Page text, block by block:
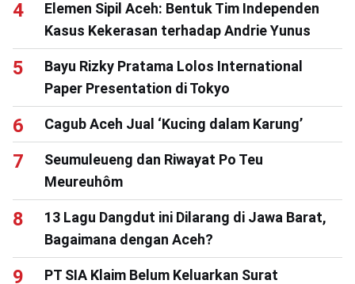
Elemen Sipil Aceh: Bentuk Tim Independen
Kasus Kekerasan terhadap Andrie Yunus
Bayu Rizky Pratama Lolos International
Paper Presentation di Tokyo
Cagub Aceh Jual ‘Kucing dalam Karung’
Seumuleueng dan Riwayat Po Teu
Meureuhôm
13 Lagu Dangdut ini Dilarang di Jawa Barat,
Bagaimana dengan Aceh?
PT SIA Klaim Belum Keluarkan Surat